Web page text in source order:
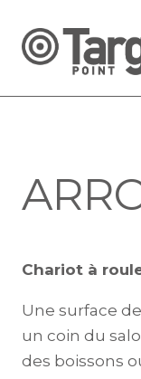
Chariot à
Une surface
un coin du
des boissons